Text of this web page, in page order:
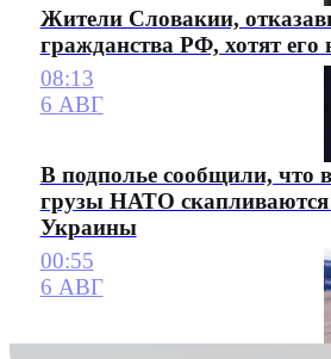
Жители Словакии,
гражданства РФ, хотят его
08:13
6 АВГ
В подполье сообщили, что
грузы НАТО скапливаются
Украины
00:55
6 АВГ